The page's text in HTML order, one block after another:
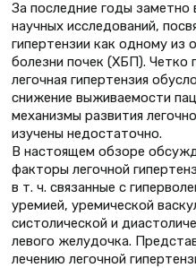
За последние годы заметно
научных исследований,
гипертензии как одному из
болезни почек (ХБП). Четко
легочная гипертензия
снижение выживаемости
механизмы развития
изучены недостаточно.
В настоящем обзоре
факторы легочной
в т. ч. связанные с
уремией, уремической
систолической и
левого желудочка.
лечению легочной